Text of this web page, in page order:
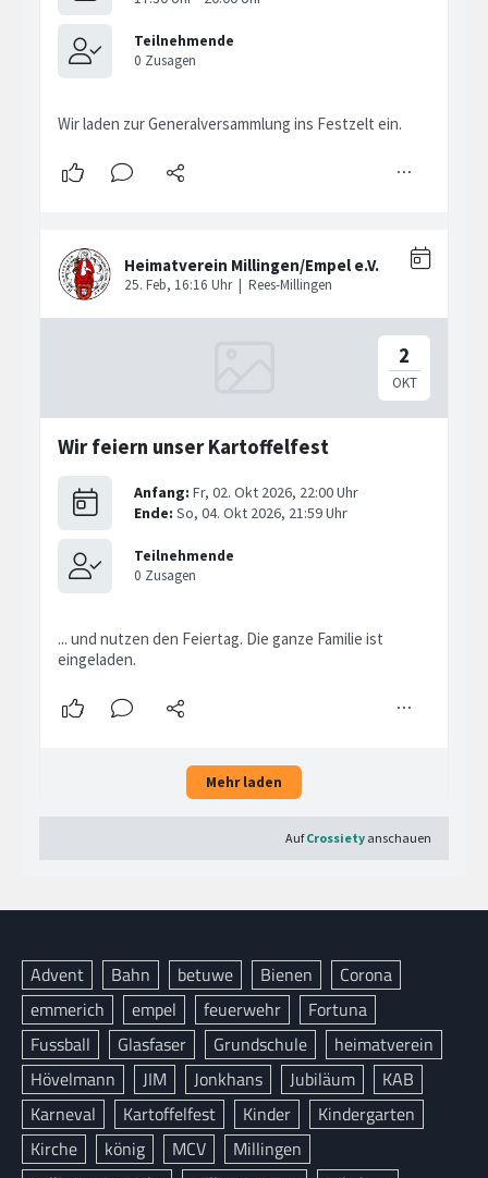
Advent Bahn betuwe Bienen
Corona
emmerich
empel feuerwehr
Fortuna
Fussball
Glasfaser Grundschule
heimatverein
Hövelmann
JIM Jonkhans Jubiläum
KAB
Karneval
Kartoffelfest Kinder
Kindergarten
Kirche
könig MCV
Millingen